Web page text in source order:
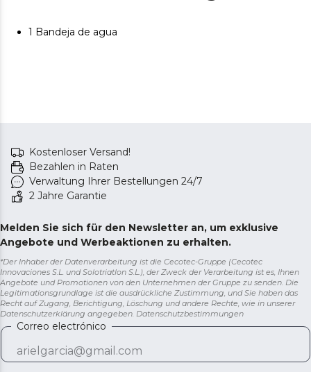
1 Bandeja de agua
Kostenloser Versand!
Bezahlen in Raten
Verwaltung Ihrer Bestellungen 24/7
2 Jahre Garantie
Melden Sie sich für den Newsletter an, um exklusive
Angebote und Werbeaktionen zu erhalten.
*Der Inhaber der Datenverarbeitung ist die Cecotec-Gruppe (Cecotec
Innovaciones S.L. und Solotriatlon S.L.), der Zweck der Verarbeitung ist es, Ihnen
Angebote und Promotionen von den Unternehmen der Gruppe zu senden. Die
Legitimationsgrundlage ist die ausdrückliche Zustimmung, und Sie haben das
Recht auf Zugang, Berichtigung, Löschung und andere Rechte, wie in unserer
Datenschutzerklärung angegeben. Datenschutzbestimmungen
Correo electrónico